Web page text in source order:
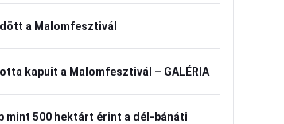
a Malomfesztivál
kapuit a Malomfesztivál – GALÉRIA
mint 500 hektárt érint a dél-bánáti